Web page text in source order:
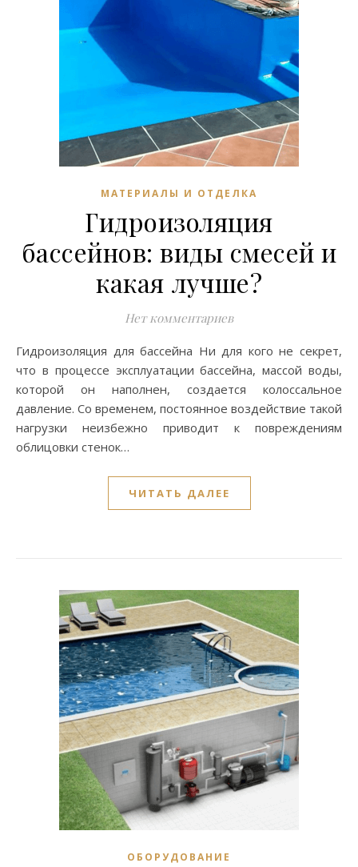
МАТЕРИАЛЫ И ОТДЕЛКА
Гидроизоляция
бассейнов: виды смесей и
какая лучше?
Нет комментариев
Гидроизоляция для бассейна Ни для кого не секрет,
что в процессе эксплуатации бассейна, массой воды,
которой он наполнен, создается колоссальное
давление. Со временем, постоянное воздействие такой
нагрузки неизбежно приводит к повреждениям
облицовки стенок…
ЧИТАТЬ ДАЛЕЕ
ОБОРУДОВАНИЕ